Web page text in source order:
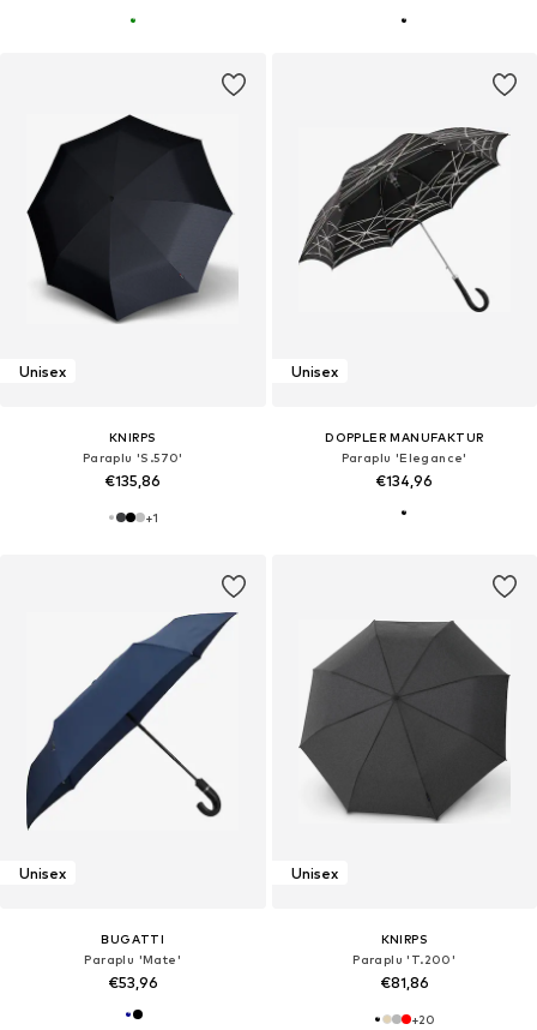
Unisex
KNIRPS
Paraplu 'S.570'
€135,86
+1
Unisex
DOPPLER MANUFAKTUR
Paraplu 'Elegance'
€134,96
Unisex
BUGATTI
Paraplu 'Mate'
€53,96
Unisex
KNIRPS
Paraplu 'T.200'
€81,86
+20